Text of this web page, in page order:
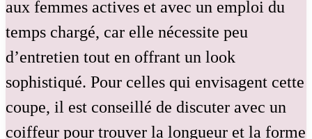
aux femmes actives et avec un emploi du
temps chargé, car elle nécessite peu
d’entretien tout en offrant un look
sophistiqué. Pour celles qui envisagent cette
coupe, il est conseillé de discuter avec un
coiffeur pour trouver la longueur et la forme